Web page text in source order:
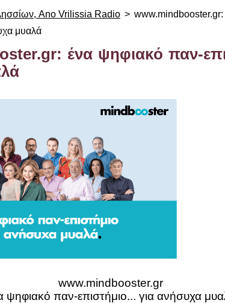
Ano Vrilissia Radio >
μυαλά
ένα ψηφιακό παν-
www.mindbooster.gr
ψηφιακό παν-επιστήμιο... για ανήσυχα